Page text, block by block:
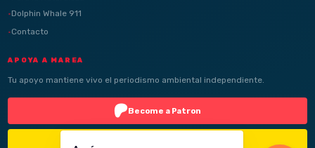
Dolphin Whale 911
Contacto
APOYA A MAREA
Tu apoyo mantiene vivo el periodismo ambiental independiente.
Become a Patron